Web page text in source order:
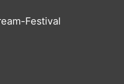
Festival